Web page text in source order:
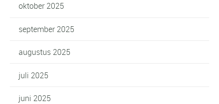
oktober 2025
september 2025
augustus 2025
juli 2025
juni 2025